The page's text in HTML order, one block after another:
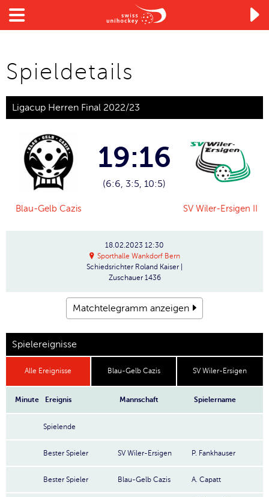

Spieldetails
Ligacup Herren Final 2022/23
Blau-Gelb Cazis
19:16
(6:6, 3:5, 10:5)
SV Wiler-Ersigen II
18.02.2023 12:30
Sporthalle Wankdorf Bern
Schiedsrichter Roland Kaiser |
Zuschauer 1436
Matchtelegramm anzeigen
Spielereignisse
Alle Ereignisse Blau-Gelb Cazis SV Wiler-Ersigen
Minute Ereignis Mannschaft Spielername
Spielende
Bester Spieler SV Wiler-Ersigen P. Fankhauser
Bester Spieler Blau-Gelb Cazis A. Capatt